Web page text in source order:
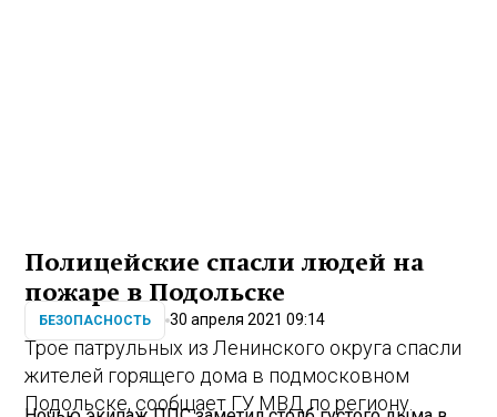
Полицейские спасли людей на
пожаре в Подольске
БЕЗОПАСНОСТЬ 30 апреля 2021 09:14
Трое патрульных из Ленинского округа спасли
жителей горящего дома в подмосковном
Подольске, сообщает ГУ МВД по региону.